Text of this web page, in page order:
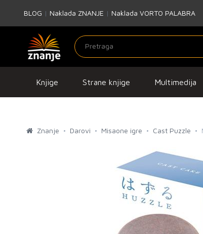
BLOG | Naklada ZNANJE | Naklada VORTO PALABRA
Knjige Strane knjige Multimedija
Znanje Darovi Misaone igre Cast Puzzle